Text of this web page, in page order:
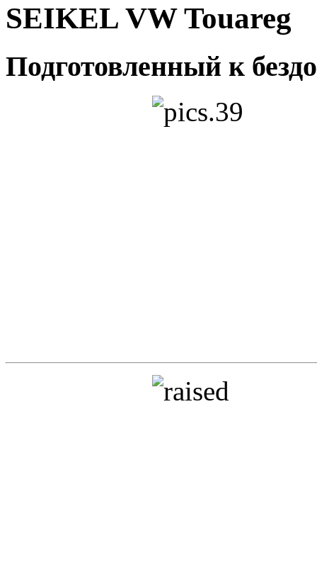
SEIKEL VW Touareg
Подготовленный к